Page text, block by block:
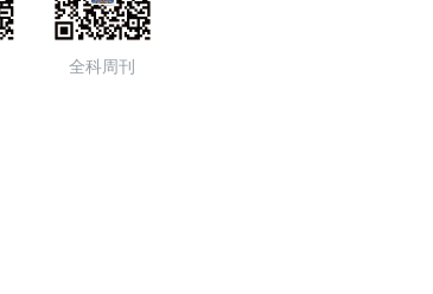
全科周刊